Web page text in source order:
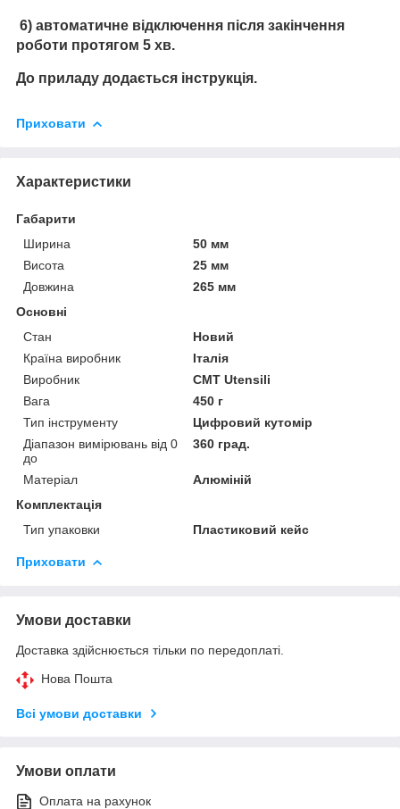
6) автоматичне відключення після закінчення
роботи протягом 5 хв.
До приладу додається інструкція.
Приховати
Характеристики
Габарити
Ширина
50 мм
Висота
25 мм
Довжина
265 мм
Основні
Стан
Новий
Країна виробник
Італія
Виробник
CMT Utensili
Вага
450 г
Тип інструменту
Цифровий кутомір
Діапазон вимірювань від 0
до
360 град.
Матеріал
Алюміній
Комплектація
Тип упаковки
Пластиковий кейс
Приховати
Умови доставки
Доставка здійснюється тільки по передоплаті.
Нова Пошта
Всі умови доставки
Умови оплати
Оплата на рахунок